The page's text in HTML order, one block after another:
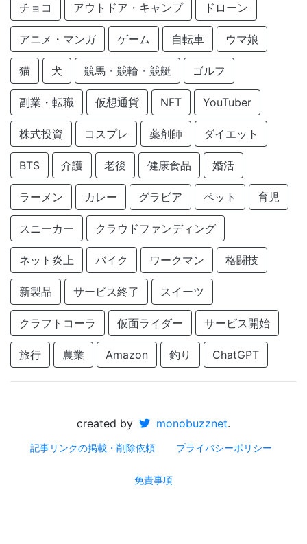
チョコ アウトドア・キャンプ ドローン
アニメ・マンガ ゲーム 自転車 ウマ娘
猫 犬 競馬・競輪・競艇 ゴルフ
副業・転職 仮想通貨 NFT YouTuber
株式投資 コスプレ 薬剤師 ダイエット
BTS 介護 老後 健康食品 婚活
ラーメン カレー グラビア ペット 育児
スニーカー クラウドファンディング
ネット炎上 バイク ワークマン 格闘技
新製品 サービス終了 スイーツ
クラフトコーラ 仮面ライダー サービス開始
旅行 農業 Amazon 釣り ChatGPT
created by monobuzznet.
記事リンクの掲載・削除依頼 プライバシーポリシー
免責事項